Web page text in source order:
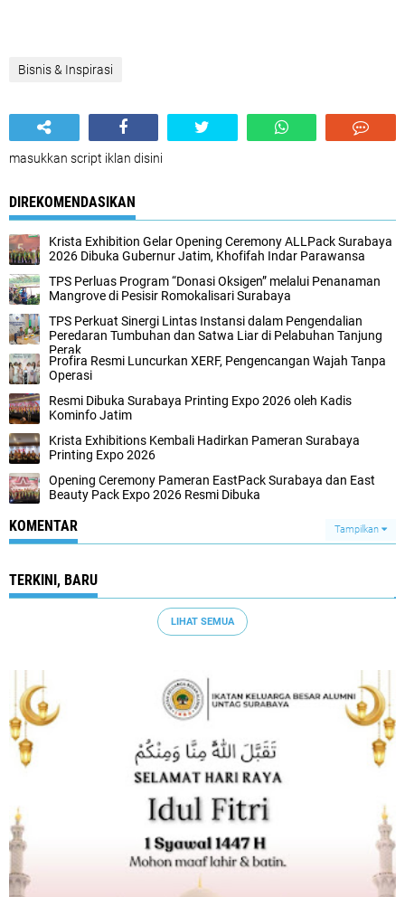
Bisnis & Inspirasi
masukkan script iklan disini
DIREKOMENDASIKAN
Krista Exhibition Gelar Opening Ceremony ALLPack Surabaya
2026 Dibuka Gubernur Jatim, Khofifah Indar Parawansa
TPS Perluas Program “Donasi Oksigen” melalui Penanaman
Mangrove di Pesisir Romokalisari Surabaya
TPS Perkuat Sinergi Lintas Instansi dalam Pengendalian
Peredaran Tumbuhan dan Satwa Liar di Pelabuhan Tanjung
Perak
Profira Resmi Luncurkan XERF, Pengencangan Wajah Tanpa
Operasi
Resmi Dibuka Surabaya Printing Expo 2026 oleh Kadis
Kominfo Jatim
Krista Exhibitions Kembali Hadirkan Pameran Surabaya
Printing Expo 2026
Opening Ceremony Pameran EastPack Surabaya dan East
Beauty Pack Expo 2026 Resmi Dibuka
KOMENTAR Tampilkan
TERKINI, BARU
LIHAT SEMUA